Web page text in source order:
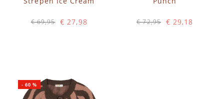
€ 27,98
€ 69,95 € 29,18
€ 72,95
-60 %